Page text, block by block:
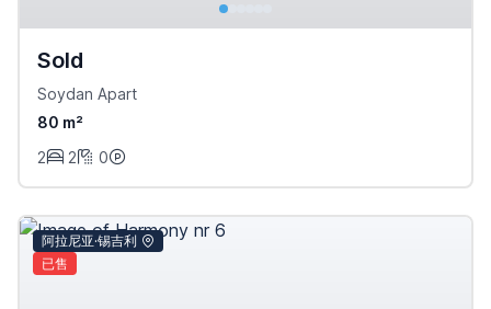
Sold
Soydan Apart
80 m²
2
2 0
阿拉尼亚·锡吉利
已售